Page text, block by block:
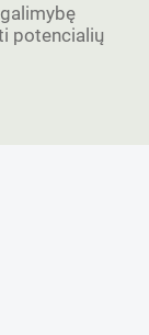
potencialių